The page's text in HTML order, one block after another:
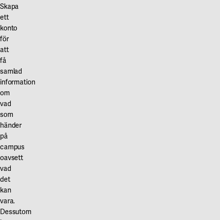
Karlstads universitet
Högskolan i Gävle
Borås
Högskolan i Borås
Innovation och forskningssamverkan
certifieringssystem
att
hållbara
byggnader.
på
svenska
och
byggpraxis.
Miljöbyggnad
Skapa
ett
konto
för
att
få
samlad
information
om
vad
som
händer
på
campus
oavsett
vad
det
kan
vara.
Dessutom